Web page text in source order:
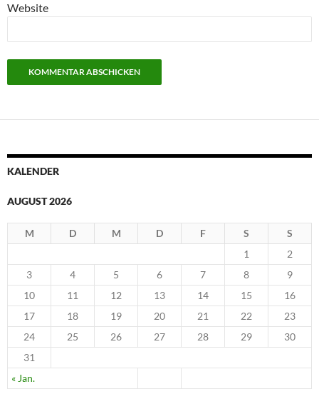
Website
KALENDER
AUGUST 2026
M D M D F S S
« Jan.
1
2
3
4 5 6 7 8
9
10
11 12 13 14 15
16
17
18 19 20 21 22
23
24
25 26 27 28 29
30
31